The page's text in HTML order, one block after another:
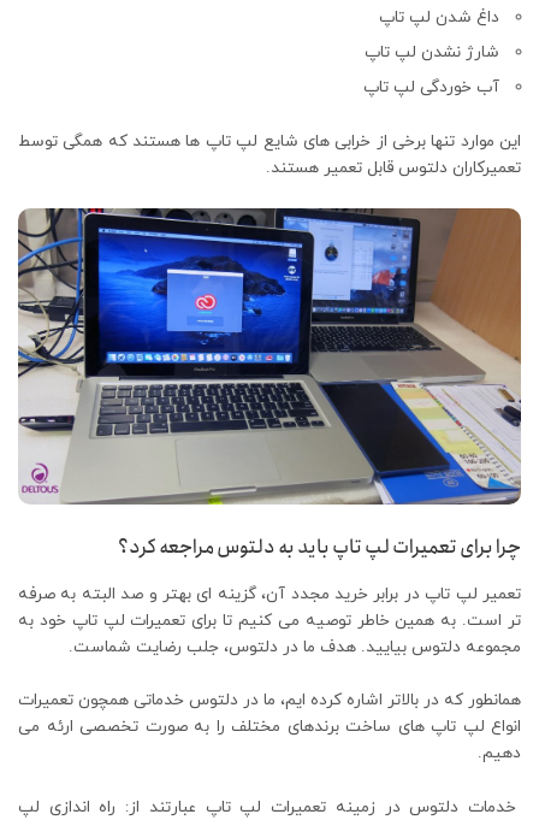
داغ شدن لپ تاپ
شارژ نشدن لپ تاپ
آب خوردگی لپ تاپ
این موارد تنها برخی از خرابی های شایع لپ تاپ ها هستند که همگی توسط
تعمیرکاران دلتوس قابل تعمیر هستند.
چرا برای تعمیرات لپ تاپ باید به دلتوس مراجعه کرد؟
تعمیر لپ تاپ در برابر خرید مجدد آن، گزینه ای بهتر و صد البته به صرفه
تر است. به همین خاطر توصیه می کنیم تا برای تعمیرات لپ تاپ خود به
مجموعه دلتوس بیایید. هدف ما در دلتوس، جلب رضایت شماست.
همانطور که در بالاتر اشاره کرده ایم، ما در دلتوس خدماتی همچون تعمیرات
انواع لپ تاپ های ساخت برندهای مختلف را به صورت تخصصی ارئه می
دهیم.
خدمات دلتوس در زمینه تعمیرات لپ تاپ عبارتند از: راه اندازی لپ